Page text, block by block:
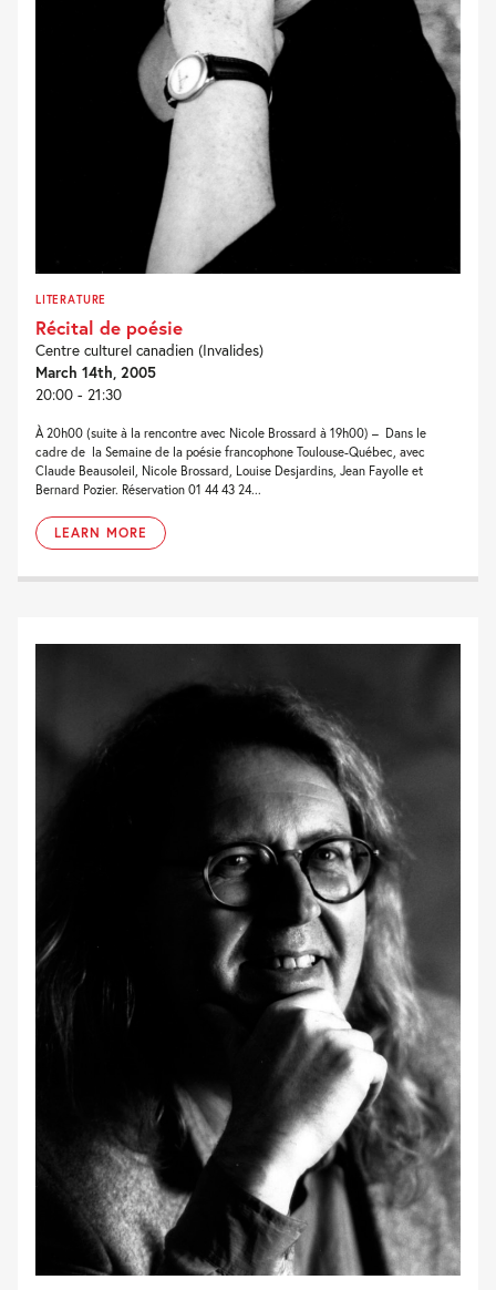
LITERATURE
Récital de poésie
Centre culturel canadien (Invalides)
March 14th, 2005
20:00 - 21:30
À 20h00 (suite à la rencontre avec Nicole Brossard à 19h00) – Dans le
cadre de la Semaine de la poésie francophone Toulouse-Québec, avec
Claude Beausoleil, Nicole Brossard, Louise Desjardins, Jean Fayolle et
Bernard Pozier. Réservation 01 44 43 24...
LEARN MORE